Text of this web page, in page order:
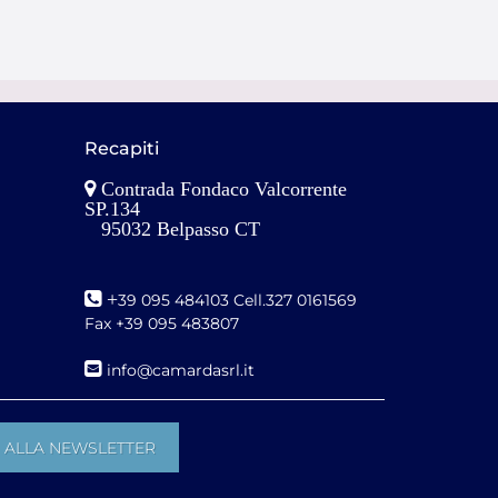
Recapiti
Contrada Fondaco Valcorrente
SP.134
95032 Belpasso CT
+39 095 484103 Cell.327 0161569
Fax +39 095 483807
info@camardasrl.it